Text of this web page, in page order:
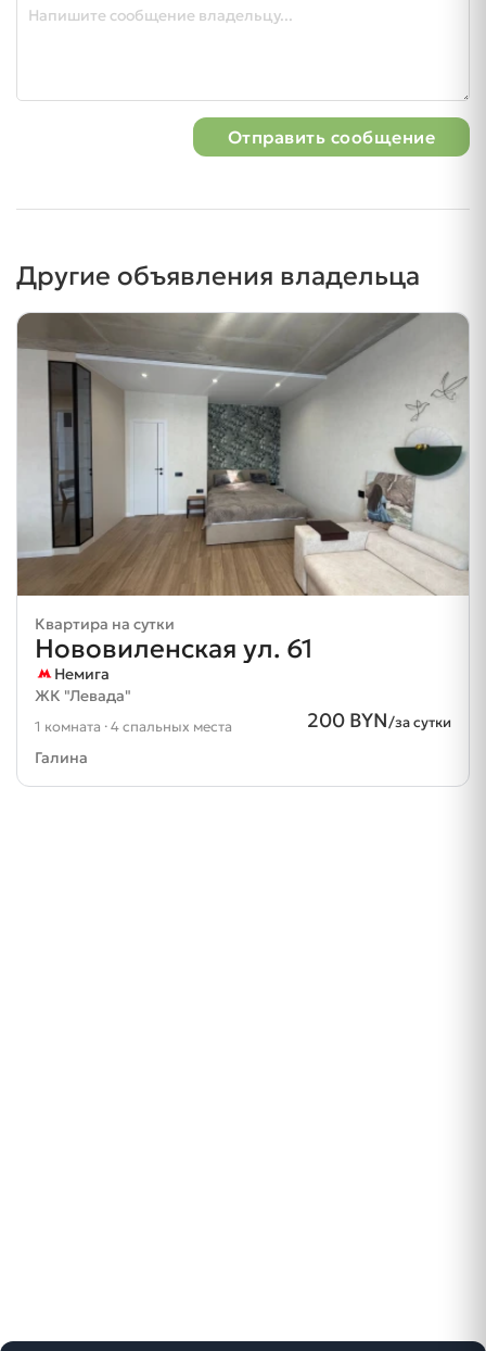
Отправить сообщение
Другие объявления владельца
Квартира на сутки
Нововиленская ул. 61
Немига
ЖК "Левада"
200 BYN/за сутки
1 комната · 4 спальных места
Галина